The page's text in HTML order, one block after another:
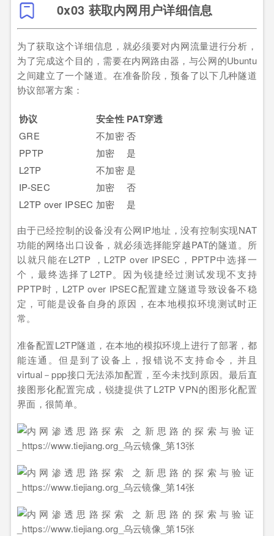
0x03 获取内网用户详细信息
为了获取这个详细信息，就必须要对内网流量进行分析，
为了完成这个目的，需要在内网路由器，与公网的Ubuntu
之间建立了一个隧道。在准备阶段，预备了以下几种隧道
协议部署方案：
协议 安全性 PAT穿透
GRE 不加密否
PPTP
加密
是
L2TP
不加密 是
IP-SEC
加密
否
L2TP over IPSEC 加密
是
由于已经控制的设备没有公网IP地址，没有控制实现NAT
功能的网络出口设备，就必须选择能穿越PAT的隧道。所
以就只能在L2TP ，L2TP over IPSEC，PPTP中选择一
个，最终选择了L2TP。因为锐捷经过测试发现不支持
PPTP时，L2TP over IPSEC配置建立隧道导致设备不稳
定，可能是设备自身的原因，在本地模拟环境测试时正
常。
准备配置L2TP隧道，在本地的模拟环境上进行了部署，都
能连通。但是到了设备上，报错说不支持命令，并且
virtual－ppp接口无法添加配置，至今未找到原因。最后直
接图形化配置完成，锐捷提供了L2TP VPN的图形化配置
界面，很简单。